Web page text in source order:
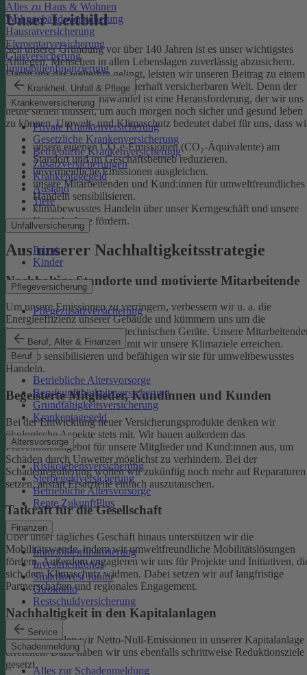
Alles zu Haus & Wohnen
Wohngebäudeversicherung
Hausratversicherung
Elementarversicherung
Glasversicherung
Immobilienfinanzierung
Krankheit, Unfall & Pflege
Krankenversicherung
Private Krankenversicherung
Gesetzliche Krankenversicherung
Betriebliche Krankenversicherung
Zusatzversicherungen
Krankentagegeld
Ausland
Tiere
Unfallversicherung
Privat
Kinder
Pflegeversicherung
Pflegezusatzversicherung
Beruf, Alter & Finanzen
Beruf
Betriebliche Altersvorsorge
Berufsunfähigkeitsversicherung
Grundfähigkeitsversicherung
Krankentagegeld
Altersvorsorge
Risikolebensversicherung
Sterbegeldversicherung
Betriebliche Altersvorsorge
Rente ZukunftPlus
Finanzen
Immobilienfinanzierung
Investmentfonds
SmartInvest Junior
Girokonto
Restschuldversicherung
Service
Schadenmeldung
Alles zur Schadenmeldung
Unser Leitbild
Seit unserer Gründung vor über 140 Jahren ist es unser wichtigstes
Anliegen, Menschen in allen Lebenslagen zuverlässig abzusichern.
Damit uns das weiterhin gelingt, leisten wir unseren Beitrag zu einem
gesunden Klima und einer dauerhaft versicherbaren Welt. Denn der
menschgemachte Klimawandel ist eine Herausforderung, der wir uns
heute stellen müssen, um auch morgen noch sicher und gesund leben
zu können.Umwelt- und Klimaschutz bedeutet dabei für uns, dass
unsere eigenen CO₂e-Emissionen (CO₂-Äquivalente) am
Standort und im Geschäftsbetrieb reduzieren.
unvermeidliche Emissionen ausgleichen.
unsere Mitarbeitenden und Kund:innen für umweltfreundliches
Handeln sensibilisieren.
klimabewusstes Handeln über unser Kerngeschäft und unsere
Kapitalanlage fördern.
Aus unserer Nachhaltigkeitsstrategie
Nachhaltige Standorte und motivierte Mitarbeitende
Um unsere Emissionen zu verringern, verbessern wir u. a. die
Energieeffizienz unserer Gebäude und kümmern uns um die
Kreislaufwirtschaft unserer technischen Geräte. Unsere
sind ein wichtiger Hebel, damit wir unsere Klimaziele erreichen.
Deshalb sensibilisieren und befähigen wir sie für umweltbewusstes
Handeln.
Begeisterte Mitglieder, Kundinnen und Kunden
Bei der Entwicklung neuer Versicherungsprodukte denken wir
ökologische Aspekte stets mit. Wir bauen außerdem das
Präventionsangebot für unsere Mitglieder und Kund:innen aus, um
Schäden durch Unwetter möglichst zu verhindern. Bei der
Schadenregulierung wollen wir zukünftig noch mehr auf Reparaturen
setzen, anstatt Ersatzteile einfach auszutauschen.
Tatkraft für die Gesellschaft
Über unser tägliches Geschäft hinaus unterstützen wir die
Mobilitätswende, indem wir umweltfreundliche Mobilitätslösungen
fördern. Außerdem engagieren wir uns für Projekte und Initiativen,
sich dem Klimaschutz widmen. Dabei setzen wir auf langfristige
Partnerschaften und regionales Engagement.
Nachhaltigkeit in den Kapitalanlagen
Bis 2050 wollen wir Netto-Null-Emissionen in unserer Kapitalanlage
erreichen. Dazu haben wir uns ebenfalls schrittweise Reduktionsziele
gesetzt.